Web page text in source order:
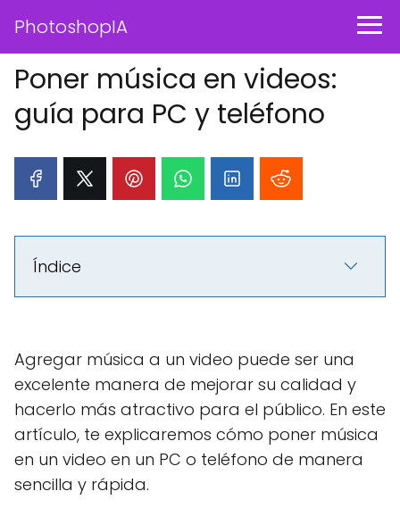
PhotoshopIA
Poner música en videos:
guía para PC y teléfono
Índice
Agregar música a un video puede ser una
excelente manera de mejorar su calidad y
hacerlo más atractivo para el público. En este
artículo, te explicaremos cómo poner música
en un video en un PC o teléfono de manera
sencilla y rápida.